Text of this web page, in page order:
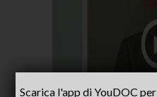
Scarica l'app di YouDOC